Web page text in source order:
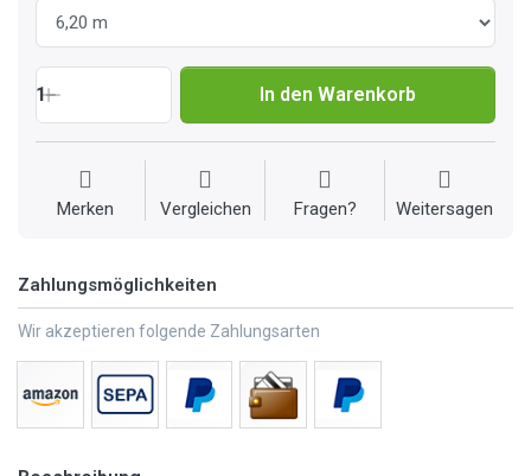
1 In den Warenkorb
Merken Vergleichen Fragen? Weitersagen
Zahlungsmöglichkeiten
Wir akzeptieren folgende Zahlungsarten